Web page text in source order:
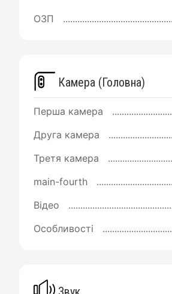
ОЗП
Камера (Головна)
Перша камера
Друга камера
Третя камера
main-fourth
Відео
Особливості